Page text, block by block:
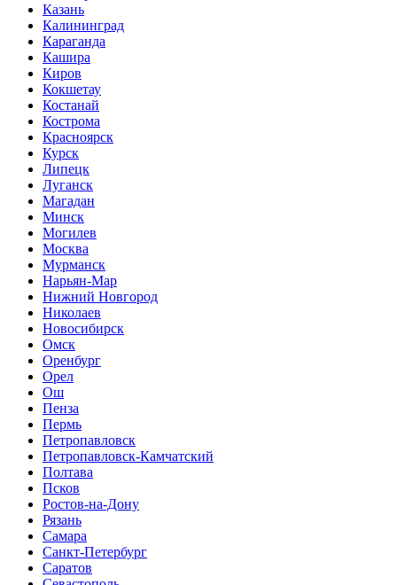
Казань
Калининград
Караганда
Кашира
Киров
Кокшетау
Костанай
Кострома
Красноярск
Курск
Липецк
Луганск
Магадан
Минск
Могилев
Москва
Мурманск
Нарьян-Мар
Нижний Новгород
Николаев
Новосибирск
Омск
Оренбург
Орел
Ош
Пенза
Пермь
Петропавловск
Петропавловск-Камчатский
Полтава
Псков
Ростов-на-Дону
Рязань
Самара
Санкт-Петербург
Саратов